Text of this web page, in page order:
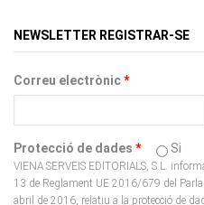
NEWSLETTER REGISTRAR-SE
Correu electrònic*
Protecció de dades * Si
VIENA SERVEIS EDITORIALS, S.L.
13 de Reglament UE 2016/679 del
abril de 2016, relatiu a la protecció de